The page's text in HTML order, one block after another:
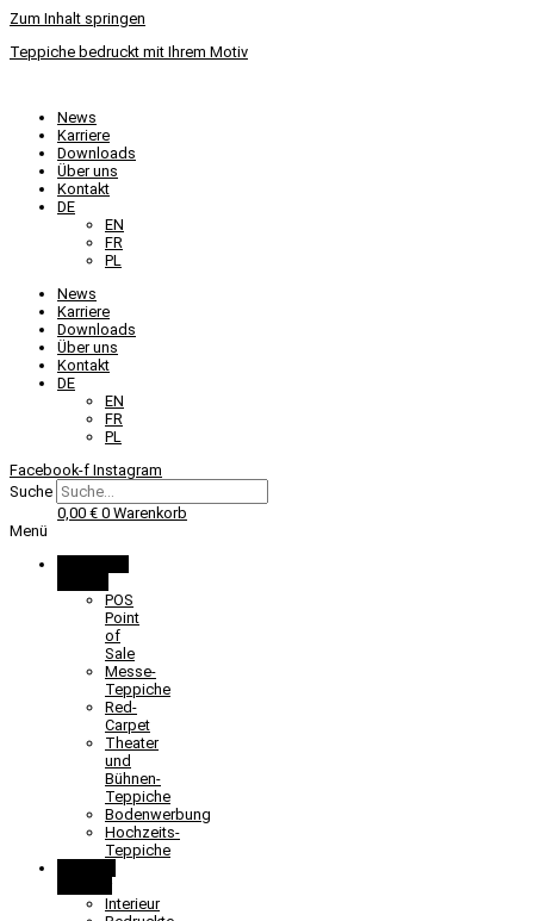
Zum Inhalt springen
Teppiche bedruckt mit Ihrem Motiv
News
Karriere
Downloads
Über uns
Kontakt
DE
EN
FR
PL
News
Karriere
Downloads
Über uns
Kontakt
DE
EN
FR
PL
Facebook-f Instagram
Suche
0,00 € 0 Warenkorb
Menü
POS
Point
of
Sale
Messe-
Teppiche
Red-
Carpet
Theater
und
Bühnen-
Teppiche
Bodenwerbung
Hochzeits-
Teppiche
Interieur